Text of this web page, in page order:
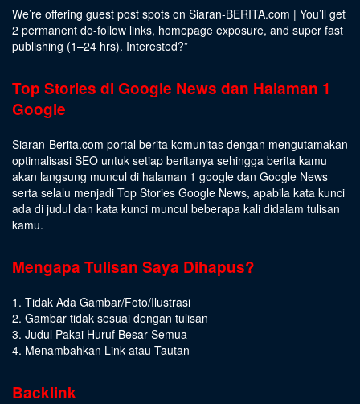
We’re offering guest post spots on Siaran-BERITA.com | You’ll get
2 permanent do-follow links, homepage exposure, and super fast
publishing (1–24 hrs). Interested?”
Top Stories di Google News dan Halaman 1
Google
Siaran-Berita.com portal berita komunitas dengan mengutamakan
optimalisasi SEO untuk setiap beritanya sehingga berita kamu
akan langsung muncul di halaman 1 google dan Google News
serta selalu menjadi Top Stories Google News, apabila kata kunci
ada di judul dan kata kunci muncul beberapa kali didalam tulisan
kamu.
Mengapa Tulisan Saya Dihapus?
1. Tidak Ada Gambar/Foto/Ilustrasi
2. Gambar tidak sesuai dengan tulisan
3. Judul Pakai Huruf Besar Semua
4. Menambahkan Link atau Tautan
Backlink